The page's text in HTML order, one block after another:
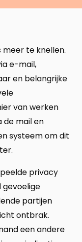
meer te knellen.
e-mail,
en belangrijke
van werken
de mail en
systeem om dit
privacy
gevoelige
partijen
ontbrak.
een andere